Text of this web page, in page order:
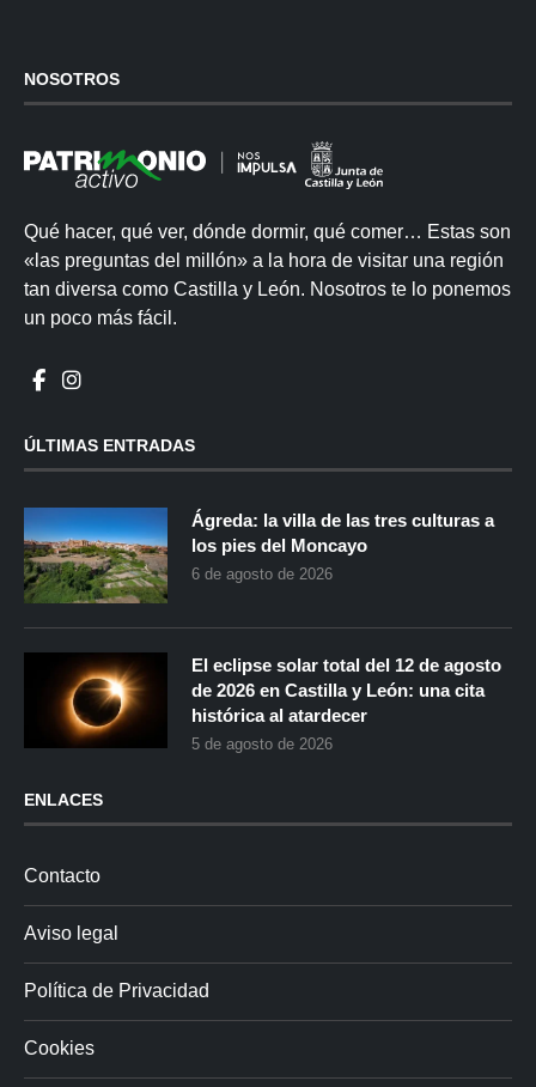
NOSOTROS
Qué hacer, qué ver, dónde dormir, qué comer… Estas son
«las preguntas del millón» a la hora de visitar una región
tan diversa como Castilla y León. Nosotros te lo ponemos
un poco más fácil.
ÚLTIMAS ENTRADAS
Ágreda: la villa de las tres culturas a
los pies del Moncayo
6 de agosto de 2026
El eclipse solar total del 12 de agosto
de 2026 en Castilla y León: una cita
histórica al atardecer
5 de agosto de 2026
ENLACES
Contacto
Aviso legal
Política de Privacidad
Cookies